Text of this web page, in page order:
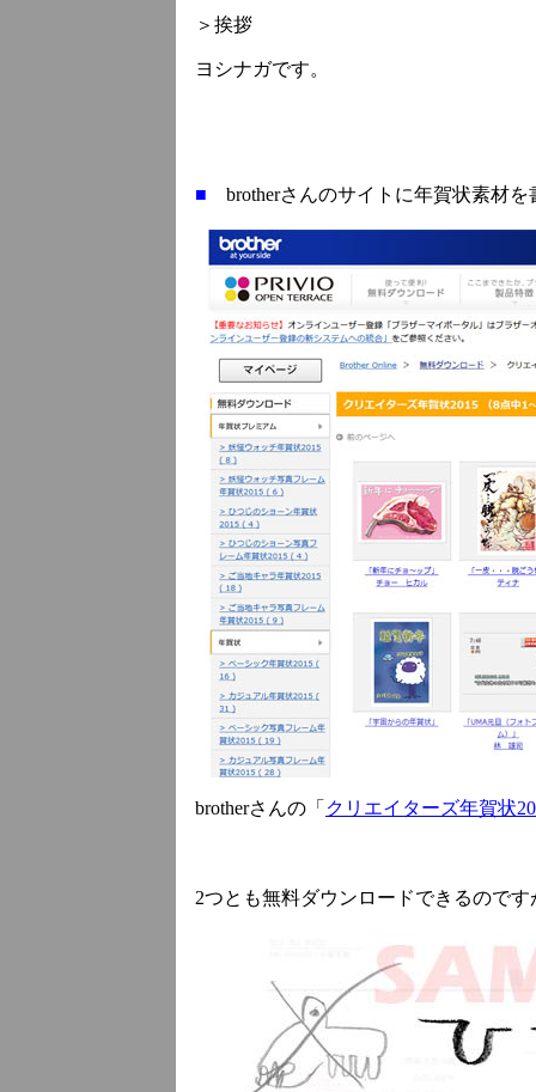
＞挨拶
ヨシナガです。
■ brotherさんのサイトに年賀状素材
brotherさんの「 クリエイターズ年賀状
2つとも無料ダウンロードできるので